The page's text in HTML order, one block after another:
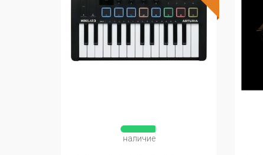
наличие